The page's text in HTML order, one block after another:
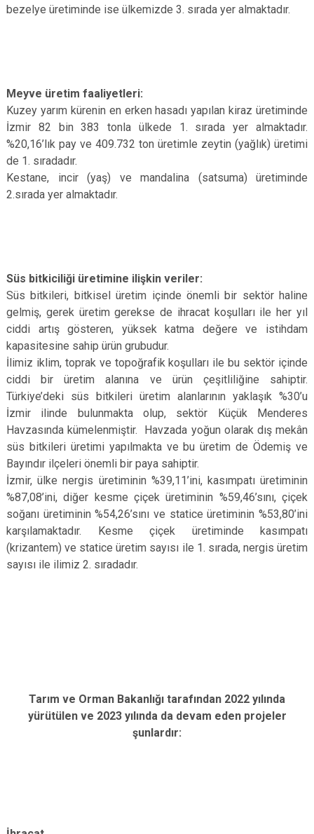
bezelye üretiminde ise ülkemizde 3. sırada yer almaktadır.
Meyve üretim faaliyetleri:
Kuzey yarım kürenin en erken hasadı yapılan kiraz üretiminde
İzmir 82 bin 383 tonla ülkede 1. sırada yer almaktadır.
%20,16’lık pay ve 409.732 ton üretimle zeytin (yağlık) üretimi
de 1. sıradadır.
Kestane, incir (yaş) ve mandalina (satsuma) üretiminde
2.sırada yer almaktadır.
Süs bitkiciliği üretimine ilişkin veriler:
Süs bitkileri, bitkisel üretim içinde önemli bir sektör haline
gelmiş, gerek üretim gerekse de ihracat koşulları ile her yıl
ciddi artış gösteren, yüksek katma değere ve istihdam
kapasitesine sahip ürün grubudur.
İlimiz iklim, toprak ve topoğrafik koşulları ile bu sektör içinde
ciddi bir üretim alanına ve ürün çeşitliliğine sahiptir.
Türkiye’deki süs bitkileri üretim alanlarının yaklaşık %30’u
İzmir ilinde bulunmakta olup, sektör Küçük Menderes
Havzasında kümelenmiştir. Havzada yoğun olarak dış mekân
süs bitkileri üretimi yapılmakta ve bu üretim de Ödemiş ve
Bayındır ilçeleri önemli bir paya sahiptir.
İzmir, ülke nergis üretiminin %39,11’ini, kasımpatı üretiminin
%87,08’ini, diğer kesme çiçek üretiminin %59,46’sını, çiçek
soğanı üretiminin %54,26’sını ve statice üretiminin %53,80’ini
karşılamaktadır. Kesme çiçek üretiminde kasımpatı
(krizantem) ve statice üretim sayısı ile 1. sırada, nergis üretim
sayısı ile ilimiz 2. sıradadır.
Tarım ve Orman Bakanlığı tarafından 2022 yılında
yürütülen ve 2023 yılında da devam eden projeler
şunlardır: